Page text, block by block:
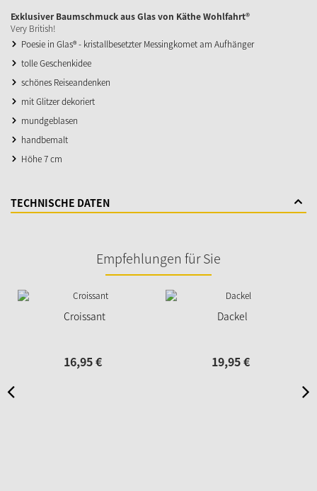
Exklusiver Baumschmuck aus Glas von Käthe Wohlfahrt®
Very British!
Poesie in Glas® - kristallbesetzter Messingkomet am Aufhänger
tolle Geschenkidee
schönes Reiseandenken
mit Glitzer dekoriert
mundgeblasen
handbemalt
Höhe 7 cm
TECHNISCHE DATEN
Empfehlungen für Sie
Croissant
16,95€
Dackel
19,95€